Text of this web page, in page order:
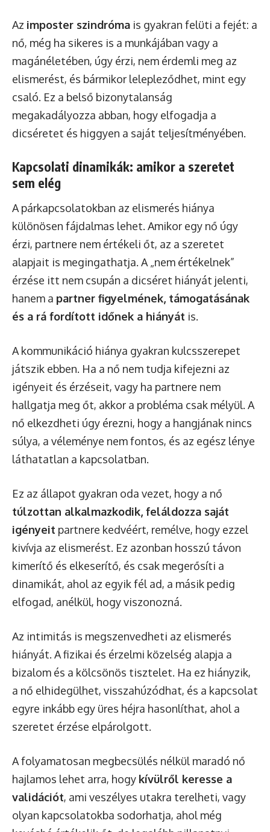
Az imposter szindróma is gyakran felüti a fejét: a
nő, még ha sikeres is a munkájában vagy a
magánéletében, úgy érzi, nem érdemli meg az
elismerést, és bármikor lelepleződhet, mint egy
csaló. Ez a belső bizonytalanság
megakadályozza abban, hogy elfogadja a
dicséretet és higgyen a saját teljesítményében.
Kapcsolati dinamikák: amikor a szeretet
sem elég
A párkapcsolatokban az elismerés hiánya
különösen fájdalmas lehet. Amikor egy nő úgy
érzi, partnere nem értékeli őt, az a szeretet
alapjait is megingathatja. A „nem értékelnek”
érzése itt nem csupán a dicséret hiányát jelenti,
hanem a partner figyelmének, támogatásának
és a rá fordított időnek a hiányát is.
A kommunikáció hiánya gyakran kulcsszerepet
játszik ebben. Ha a nő nem tudja kifejezni az
igényeit és érzéseit, vagy ha partnere nem
hallgatja meg őt, akkor a probléma csak mélyül. A
nő elkezdheti úgy érezni, hogy a hangjának nincs
súlya, a véleménye nem fontos, és az egész lénye
láthatatlan a kapcsolatban.
Ez az állapot gyakran oda vezet, hogy a nő
túlzottan alkalmazkodik, feláldozza saját
igényeit partnere kedvéért, remélve, hogy ezzel
kivívja az elismerést. Ez azonban hosszú távon
kimerítő és elkeserítő, és csak megerősíti a
dinamikát, ahol az egyik fél ad, a másik pedig
elfogad, anélkül, hogy viszonozná.
Az intimitás is megszenvedheti az elismerés
hiányát. A fizikai és érzelmi közelség alapja a
bizalom és a kölcsönös tisztelet. Ha ez hiányzik,
a nő elhidegülhet, visszahúzódhat, és a kapcsolat
egyre inkább egy üres héjra hasonlíthat, ahol a
szeretet érzése elpárolgott.
A folyamatosan megbecsülés nélkül maradó nő
hajlamos lehet arra, hogy kívülről keresse a
validációt, ami veszélyes utakra terelheti, vagy
olyan kapcsolatokba sodorhatja, ahol még